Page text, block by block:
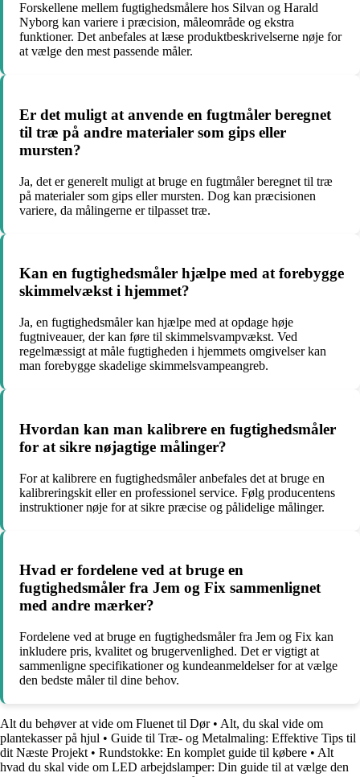
Forskellene mellem fugtighedsmålere hos Silvan og Harald
Nyborg kan variere i præcision, måleområde og ekstra
funktioner. Det anbefales at læse produktbeskrivelserne nøje for
at vælge den mest passende måler.
Er det muligt at anvende en fugtmåler beregnet
til træ på andre materialer som gips eller
mursten?
Ja, det er generelt muligt at bruge en fugtmåler beregnet til træ
på materialer som gips eller mursten. Dog kan præcisionen
variere, da målingerne er tilpasset træ.
Kan en fugtighedsmåler hjælpe med at forebygge
skimmelvækst i hjemmet?
Ja, en fugtighedsmåler kan hjælpe med at opdage høje
fugtniveauer, der kan føre til skimmelsvampvækst. Ved
regelmæssigt at måle fugtigheden i hjemmets omgivelser kan
man forebygge skadelige skimmelsvampeangreb.
Hvordan kan man kalibrere en fugtighedsmåler
for at sikre nøjagtige målinger?
For at kalibrere en fugtighedsmåler anbefales det at bruge en
kalibreringskit eller en professionel service. Følg producentens
instruktioner nøje for at sikre præcise og pålidelige målinger.
Hvad er fordelene ved at bruge en
fugtighedsmåler fra Jem og Fix sammenlignet
med andre mærker?
Fordelene ved at bruge en fugtighedsmåler fra Jem og Fix kan
inkludere pris, kvalitet og brugervenlighed. Det er vigtigt at
sammenligne specifikationer og kundeanmeldelser for at vælge
den bedste måler til dine behov.
Alt du behøver at vide om Fluenet til Dør• Alt, du skal vide om
plantekasser på hjul • Guide til Træ- og Metalmaling: Effektive Tips til
dit Næste Projekt • Rundstokke: En komplet guide til købere • Alt
hvad du skal vide om LED arbejdslamper: Din guide til at vælge den